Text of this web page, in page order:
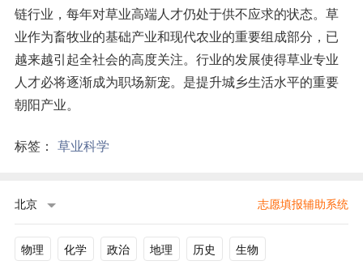
链行业，每年对草业高端人才仍处于供不应求的状态。草
业作为畜牧业的基础产业和现代农业的重要组成部分，已
越来越引起全社会的高度关注。行业的发展使得草业专业
人才必将逐渐成为职场新宠。是提升城乡生活水平的重要
朝阳产业。
标签： 草业科学
北京 志愿填报辅助系统
物理 化学 政治 地理 历史 生物